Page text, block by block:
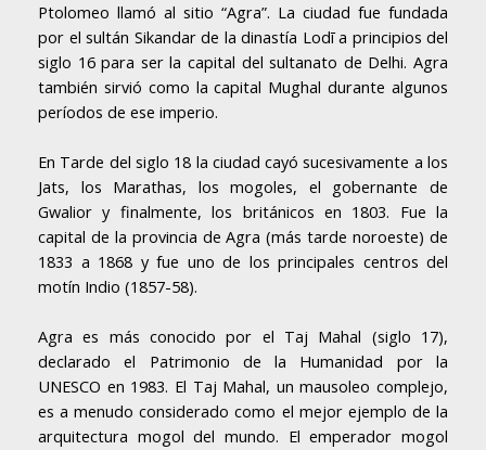
Ptolomeo llamó al sitio “Agra”. La ciudad fue fundada
por el sultán Sikandar de la dinastía Lodī a principios del
siglo 16 para ser la capital del sultanato de Delhi. Agra
también sirvió como la capital Mughal durante algunos
períodos de ese imperio.
En Tarde del siglo 18 la ciudad cayó sucesivamente a los
Jats, los Marathas, los mogoles, el gobernante de
Gwalior y finalmente, los británicos en 1803. Fue la
capital de la provincia de Agra (más tarde noroeste) de
1833 a 1868 y fue uno de los principales centros del
motín Indio (1857-58).
Agra es más conocido por el Taj Mahal (siglo 17),
declarado el Patrimonio de la Humanidad por la
UNESCO en 1983. El Taj Mahal, un mausoleo complejo,
es a menudo considerado como el mejor ejemplo de la
arquitectura mogol del mundo. El emperador mogol